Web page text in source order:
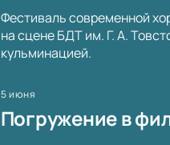
Фестиваль современной
на сцене БДТ им. Г. А.
кульминацией.
5 июня
Погружение в